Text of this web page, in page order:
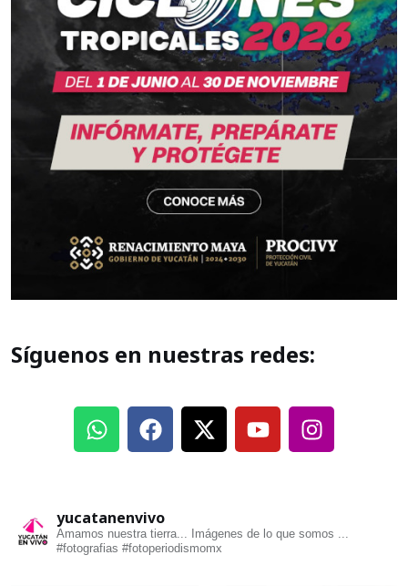
Síguenos en nuestras redes:
yucatanenvivo
Amamos nuestra tierra... Imágenes de lo que somos ...
#fotografias #fotoperiodismomx